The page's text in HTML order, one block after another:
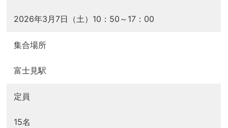
2026年3月7日（土）10：50～17：00
集合場所
富士見駅
定員
15名